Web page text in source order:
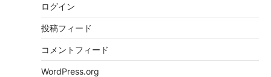
ログイン
投稿フィード
コメントフィード
WordPress.org